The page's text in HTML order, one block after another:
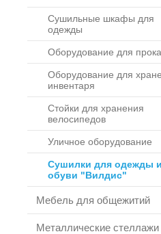
Сушильные шкафы для
одежды
Оборудование для
Оборудование для
инвентаря
Стойки для хранения
велосипедов
Уличное оборудование
Сушилки для одежды и
обуви "Вилдис"
Мебель для общежитий
Металлические стеллажи